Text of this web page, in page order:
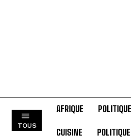
TOUS
AFRIQUE POLITIQUE
CUISINE